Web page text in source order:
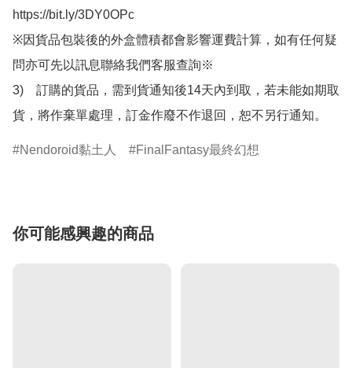
https://bit.ly/3DY0OPc
※因貨品包裝後的外盒體積都會影響運費計算，如有任何疑
問亦可先以訊息聯絡我們客服查詢※
3)　訂購的貨品，需到貨通知後14天內到取，若未能如期取
貨，將作棄單處理，訂金作廢不作退回，恕不另行通知。
Nendoroid黏土人 FinalFantasy最終幻想
你可能感興趣的商品